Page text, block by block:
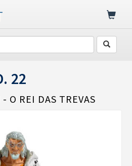
22
O REI DAS TREVAS